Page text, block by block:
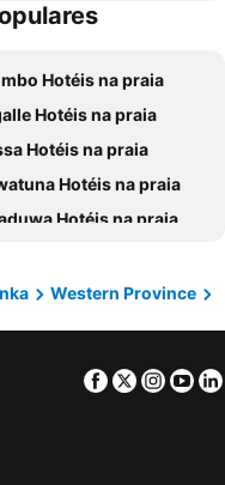
Beach House
Hotéis na praia
Hotéis na praia
Hotéis na praia
Hotéis na praia
Hotéis na praia
Hotéis na praia
Hotéis na praia
Western Province
Facebook
Twitter